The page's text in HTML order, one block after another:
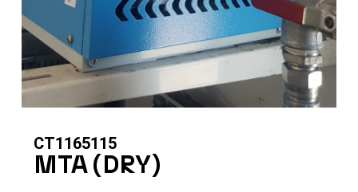
CT1165115
MTA (DRY)